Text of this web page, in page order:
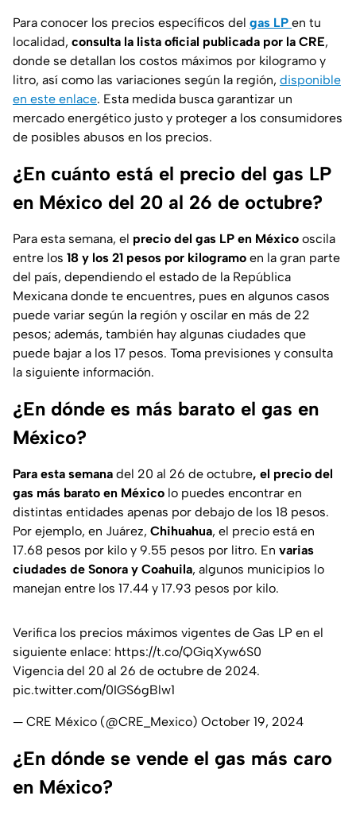
Para conocer los precios específicos del gas LP en tu
localidad, consulta la lista oficial publicada por la CRE,
donde se detallan los costos máximos por kilogramo y
litro, así como las variaciones según la región, disponible
en este enlace. Esta medida busca garantizar un
mercado energético justo y proteger a los consumidores
de posibles abusos en los precios.
¿En cuánto está el precio del gas LP
en México del 20 al 26 de octubre?
Para esta semana, el precio del gas LP en México oscila
entre los 18 y los 21 pesos por kilogramo en la gran parte
del país, dependiendo el estado de la República
Mexicana donde te encuentres, pues en algunos casos
puede variar según la región y oscilar en más de 22
pesos; además, también hay algunas ciudades que
puede bajar a los 17 pesos. Toma previsiones y consulta
la siguiente información.
¿En dónde es más barato el gas en
México?
Para esta semana del 20 al 26 de octubre, el precio del
gas más barato en México lo puedes encontrar en
distintas entidades apenas por debajo de los 18 pesos.
Por ejemplo, en Juárez, Chihuahua, el precio está en
17.68 pesos por kilo y 9.55 pesos por litro. En varias
ciudades de Sonora y Coahuila, algunos municipios lo
manejan entre los 17.44 y 17.93 pesos por kilo.
Verifica los precios máximos vigentes de Gas LP en el
siguiente enlace: https://t.co/QGiqXyw6S0
Vigencia del 20 al 26 de octubre de 2024.
pic.twitter.com/0IGS6gBlw1
— CRE México (@CRE_Mexico) October 19, 2024
¿En dónde se vende el gas más caro
en México?